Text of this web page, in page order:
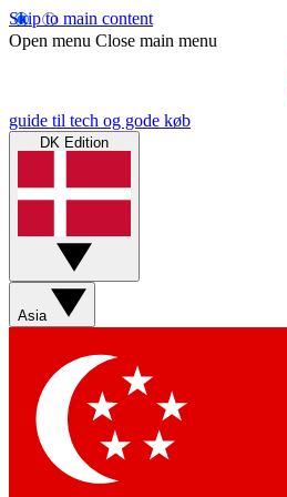
Skip to main content
Open menu Close main menu
guide til tech og gode køb
DK Edition
Asia